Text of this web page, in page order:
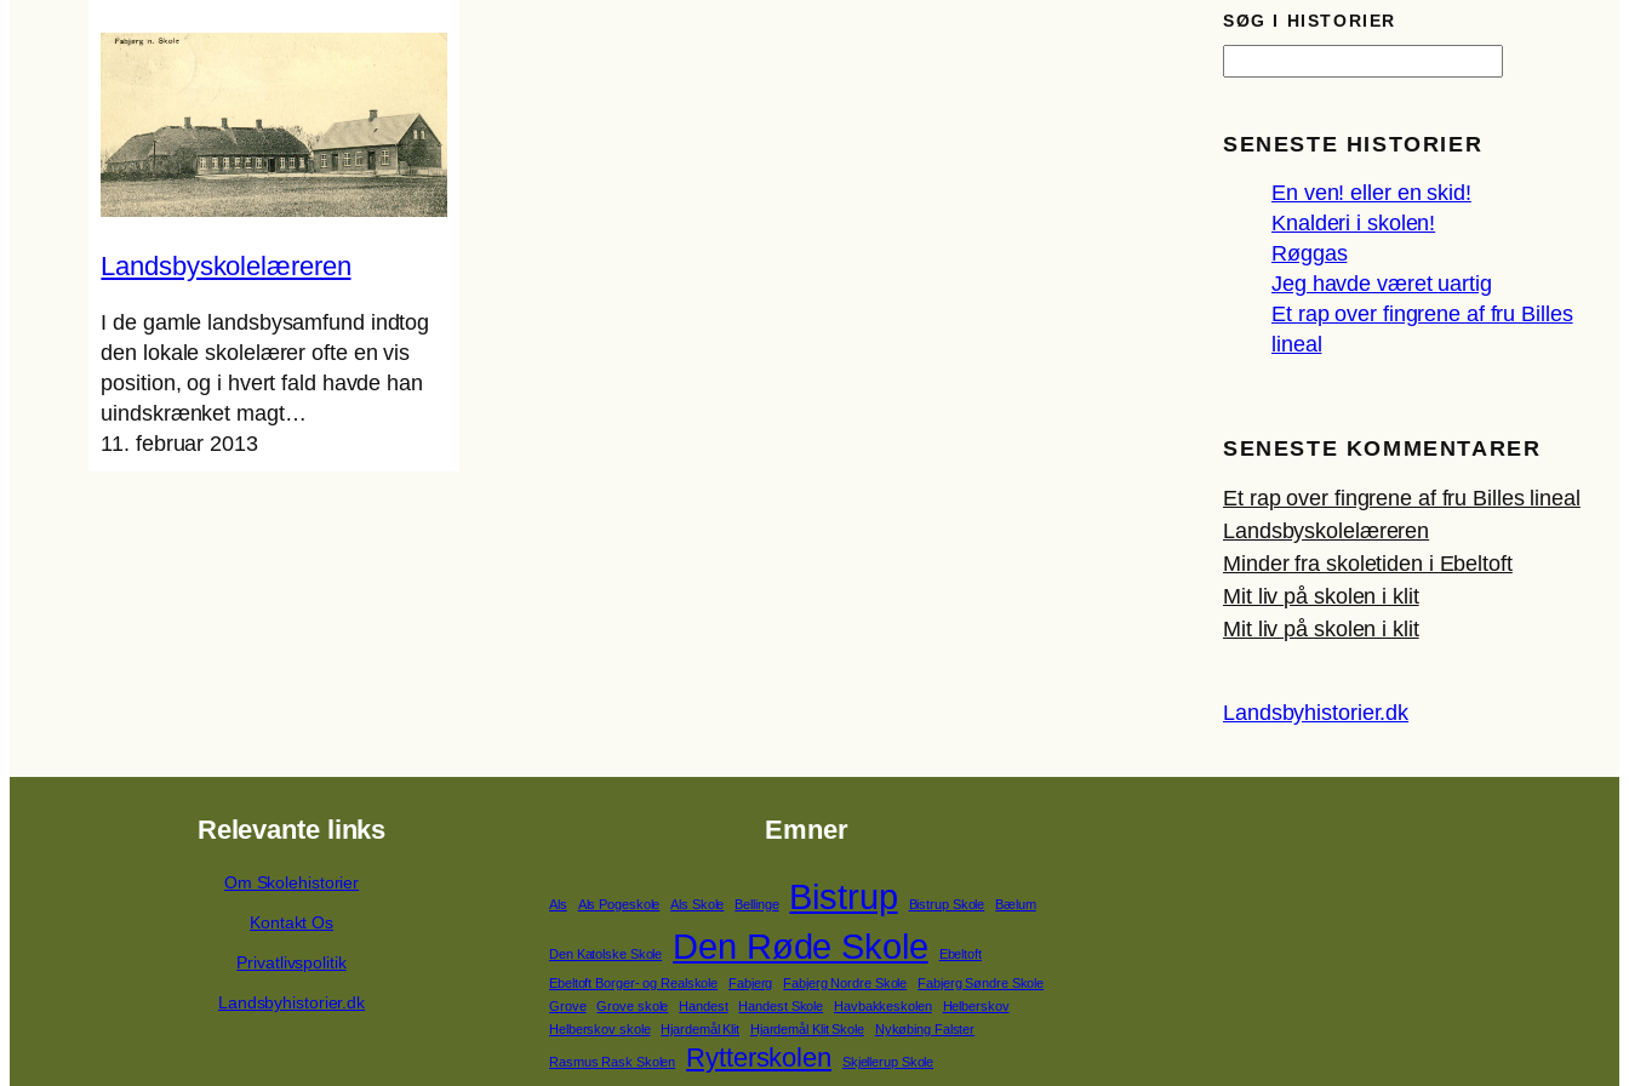
Landsbyskolelæreren
I de gamle landsbysamfund indtog
den lokale skolelærer ofte en vis
position, og i hvert fald havde han
uindskrænket magt…
11. februar 2013
SØG I HISTORIER
S
ø
SENESTE HISTORIER
En ven! eller en skid!
Knalderi i skolen!
Røggas
Jeg havde været uartig
Et rap over fingrene af fru Billes
lineal
SENESTE KOMMENTARER
Et rap over fingrene af fru Billes lineal
Landsbyskolelæreren
Minder fra skoletiden i Ebeltoft
Mit liv på skolen i klit
Mit liv på skolen i klit
Landsbyhistorier.dk
Relevante links
Om Skolehistorier
Kontakt Os
Privatlivspolitik
Landsbyhistorier.dk
Emner
Als Als Pogeskole Als Skole Bellinge Bistrup Bistrup Skole Bælum
Den Katolske Skole Den Røde Skole
Ebeltoft
Ebeltoft Borger- og Realskole
Fabjerg Fabjerg Nordre Skole
Fabjerg Søndre Skole
Grove
Grove skole Handest Handest Skole Havbakkeskolen
Helberskov
Helberskov skole
Hjardemål Klit Hjardemål Klit Skole Nykøbing Falster
Rasmus Rask Skolen Rytterskolen Skjellerup Skole